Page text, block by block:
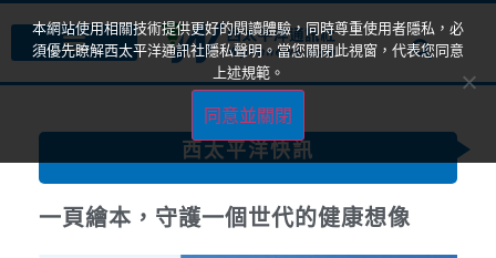
西太平洋快訊
一頁繪本，守護一個世代的健康想像
本網站使用相關技術提供更好的閱讀體驗，同時尊重使用者隱私，必
須優先瞭解西太平洋通訊社隱私聲明。當您關閉此視窗，代表您同意
上述規範。
同意並關閉